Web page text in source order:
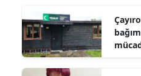
Bartın
Ardahan